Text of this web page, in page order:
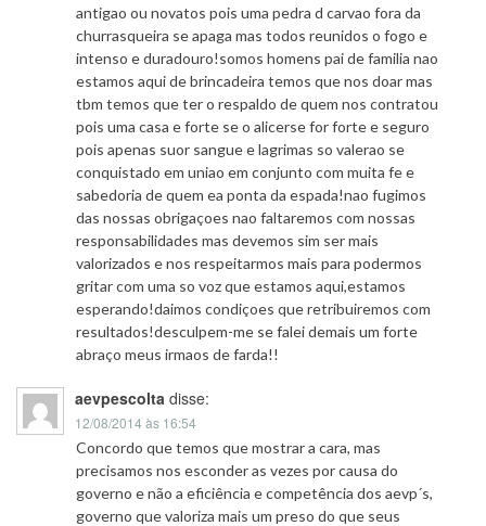
antigao ou novatos pois uma pedra d carvao fora da
churrasqueira se apaga mas todos reunidos o fogo e
intenso e duradouro!somos homens pai de familia nao
estamos aqui de brincadeira temos que nos doar mas
tbm temos que ter o respaldo de quem nos contratou
pois uma casa e forte se o alicerse for forte e seguro
pois apenas suor sangue e lagrimas so valerao se
conquistado em uniao em conjunto com muita fe e
sabedoria de quem ea ponta da espada!nao fugimos
das nossas obrigaçoes nao faltaremos com nossas
responsabilidades mas devemos sim ser mais
valorizados e nos respeitarmos mais para podermos
gritar com uma so voz que estamos aqui,estamos
esperando!daimos condiçoes que retribuiremos com
resultados!desculpem-me se falei demais um forte
abraço meus irmaos de farda!!
aevpescolta disse:
12/08/2014 às 16:54
Concordo que temos que mostrar a cara, mas
precisamos nos esconder as vezes por causa do
governo e não a eficiência e competência dos aevp´s,
governo que valoriza mais um preso do que seus